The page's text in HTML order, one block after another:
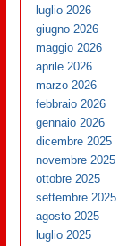
luglio 2026
giugno 2026
maggio 2026
aprile 2026
marzo 2026
febbraio 2026
gennaio 2026
dicembre 2025
novembre 2025
ottobre 2025
settembre 2025
agosto 2025
luglio 2025